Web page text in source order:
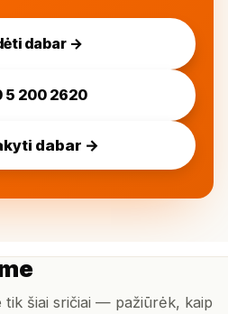
dabar →
5 200 2620
dabar →
šiai sričiai — pažiūrėk, kaip